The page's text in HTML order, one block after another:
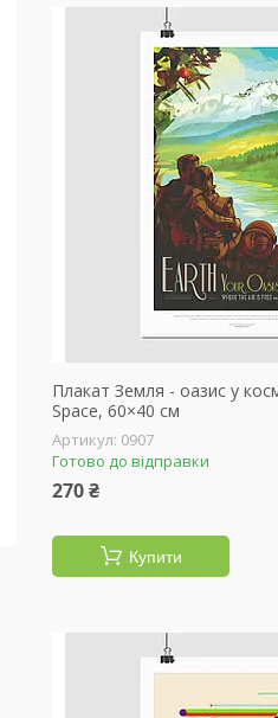
Плакат Земля - оазис у
Space, 60×40 см
0907
Готово до відправки
270 ₴
Купити